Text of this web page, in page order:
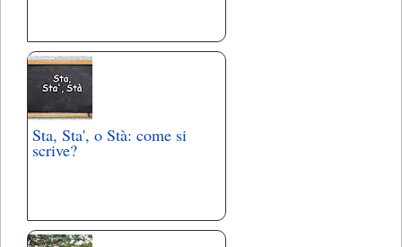
Sta, Sta', o Stà: come si
scrive?